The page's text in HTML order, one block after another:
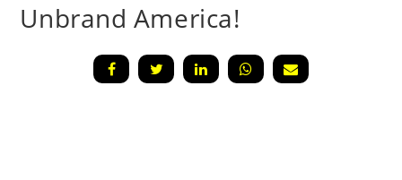
Unbrand America!